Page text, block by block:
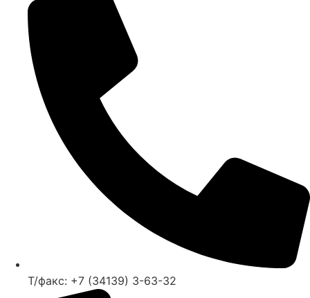
Т/факс: +7 (34139) 3-63-32